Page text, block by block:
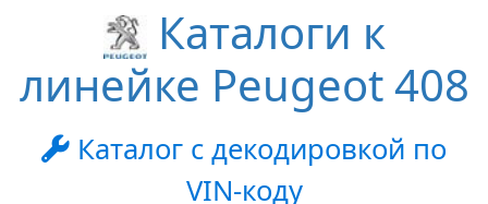
Каталоги к
линейке Peugeot 408
Каталог с декодировкой по
VIN-коду